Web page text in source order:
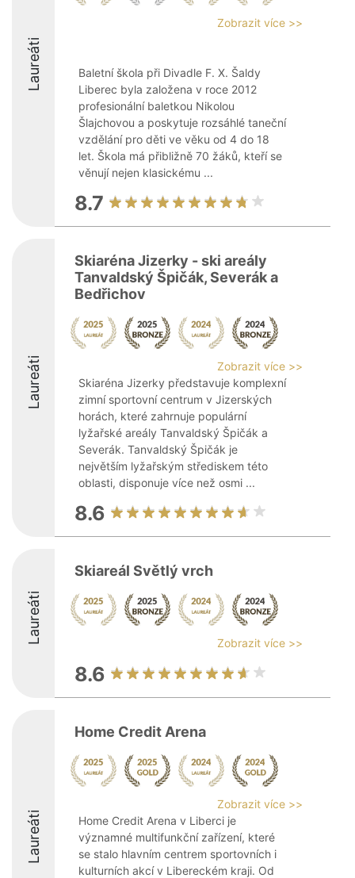
Laureáti
Zobrazit více >>
Baletní škola při Divadle F. X. Šaldy
Liberec byla založena v roce 2012
profesionální baletkou Nikolou
Šlajchovou a poskytuje rozsáhlé taneční
vzdělání pro děti ve věku od 4 do 18
let. Škola má přibližně 70 žáků, kteří se
věnují nejen klasickému ...
8.7
Laureáti
Skiaréna Jizerky - ski areály
Tanvaldský Špičák, Severák a
Bedřichov
Zobrazit více >>
Skiaréna Jizerky představuje komplexní
zimní sportovní centrum v Jizerských
horách, které zahrnuje populární
lyžařské areály Tanvaldský Špičák a
Severák. Tanvaldský Špičák je
největším lyžařským střediskem této
oblasti, disponuje více než osmi ...
8.6
Laureáti
Skiareál Světlý vrch
Zobrazit více >>
8.6
Laureáti
Home Credit Arena
Zobrazit více >>
Home Credit Arena v Liberci je
významné multifunkční zařízení, které
se stalo hlavním centrem sportovních i
kulturních akcí v Libereckém kraji. Od